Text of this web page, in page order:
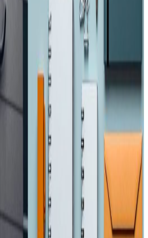
: ११ जना पक्राउ, अरु अवस्था के छ
: प्रवासी नेपाली श्रमिकलाई
५ लाख १२ हजार विद्यार्थी